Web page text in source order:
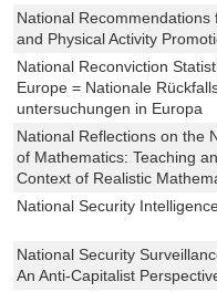
National Recommendations
and Physical Activity
National Reconviction
Europe = Nationale
untersuchungen in Europa
National Reflections on the
of Mathematics: Teaching
Context of Realistic
National Security
National Security
An Anti-Capitalist